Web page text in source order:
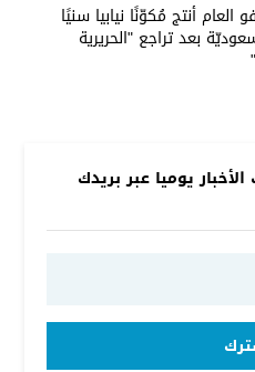
العام أنتج مُكوّنًا نيابيا سنيًا
بعد تراجع "الحريرية
يوميا عبر بريدك